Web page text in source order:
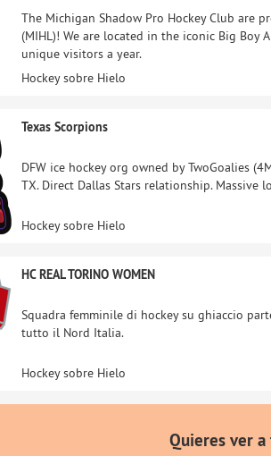
The Michigan Shadow Pro Hockey Club are
(MIHL)! We are located in the iconic Big
unique visitors a year.
Hockey sobre Hielo
Texas Scorpions
DFW ice hockey org owned by TwoGoalies
TX. Direct Dallas Stars relationship. Massive
Hockey sobre Hielo
HC REAL TORINO WOMEN
Squadra femminile di hockey su ghiaccio
tutto il Nord Italia.
Hockey sobre Hielo
Quieres ver